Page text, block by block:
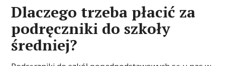
Dlaczego trzeba płacić za
podręczniki do szkoły
średniej?